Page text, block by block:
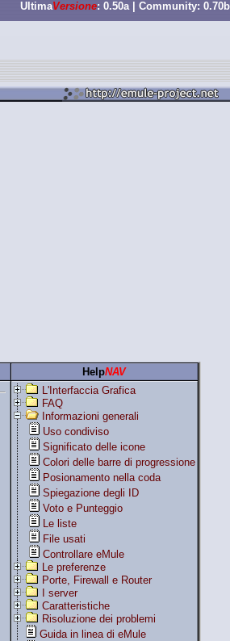
UltimaVersione: 0.50a | Community: 0.70b
HelpNAV
L'Interfaccia Grafica
FAQ
Informazioni generali
Uso condiviso
Significato delle icone
Colori delle barre di progressione
Posionamento nella coda
Spiegazione degli ID
Voto e Punteggio
Le liste
File usati
Controllare eMule
Le preferenze
Porte, Firewall e Router
I server
Caratteristiche
Risoluzione dei problemi
Guida in linea di eMule